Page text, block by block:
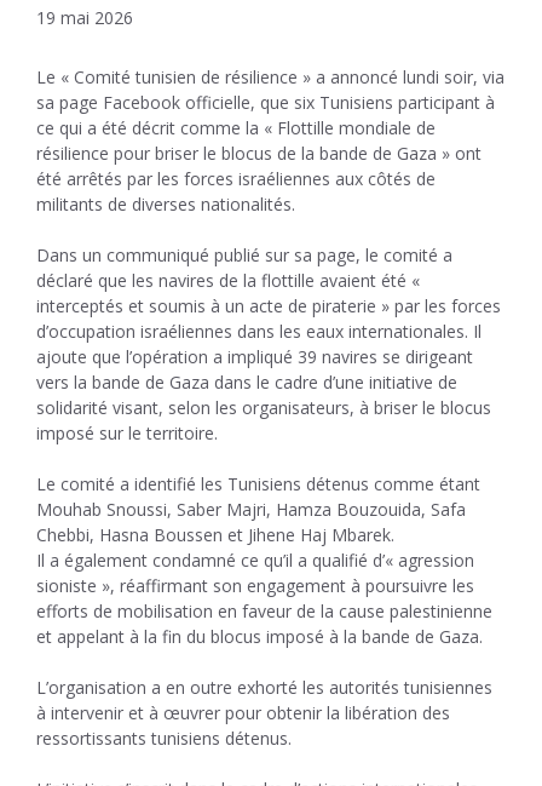
19 mai 2026
Le « Comité tunisien de résilience » a annoncé lundi soir, via
sa page Facebook officielle, que six Tunisiens participant à
ce qui a été décrit comme la « Flottille mondiale de
résilience pour briser le blocus de la bande de Gaza » ont
été arrêtés par les forces israéliennes aux côtés de
militants de diverses nationalités.
Dans un communiqué publié sur sa page, le comité a
déclaré que les navires de la flottille avaient été «
interceptés et soumis à un acte de piraterie » par les forces
d’occupation israéliennes dans les eaux internationales. Il
ajoute que l’opération a impliqué 39 navires se dirigeant
vers la bande de Gaza dans le cadre d’une initiative de
solidarité visant, selon les organisateurs, à briser le blocus
imposé sur le territoire.
Le comité a identifié les Tunisiens détenus comme étant
Mouhab Snoussi, Saber Majri, Hamza Bouzouida, Safa
Chebbi, Hasna Boussen et Jihene Haj Mbarek.
Il a également condamné ce qu’il a qualifié d’« agression
sioniste », réaffirmant son engagement à poursuivre les
efforts de mobilisation en faveur de la cause palestinienne
et appelant à la fin du blocus imposé à la bande de Gaza.
L’organisation a en outre exhorté les autorités tunisiennes
à intervenir et à œuvrer pour obtenir la libération des
ressortissants tunisiens détenus.